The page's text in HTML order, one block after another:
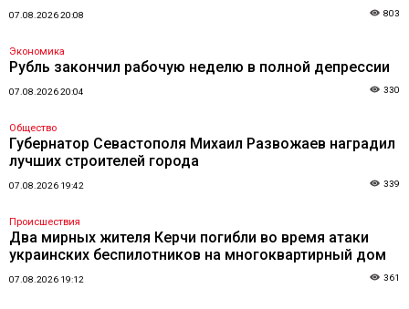
07.08.2026 20:08 803
Экономика
Рубль закончил рабочую неделю в полной депрессии
07.08.2026 20:04 330
Общество
Губернатор Севастополя Михаил Развожаев наградил
лучших строителей города
07.08.2026 19:42 339
Происшествия
Два мирных жителя Керчи погибли во время атаки
украинских беспилотников на многоквартирный дом
07.08.2026 19:12 361